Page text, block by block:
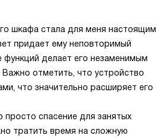
шкафа стала для меня настоящим
придает ему неповторимый
делает его незаменимым
отметить, что устройство
что значительно расширяет его
просто спасение для занятых
тратить время на сложную